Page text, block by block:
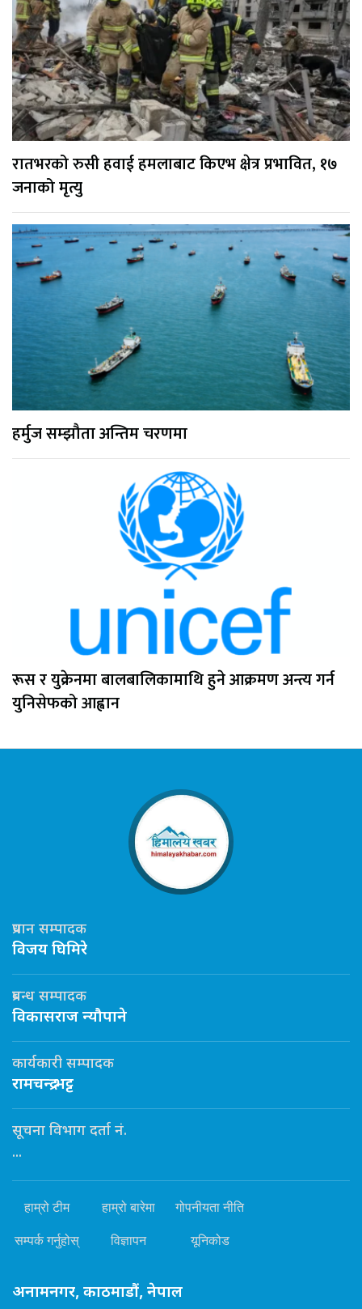
रातभरको रुसी हवाई हमलाबाट किएभ क्षेत्र प्रभावित, १७
जनाको मृत्यु
हर्मुज सम्झौता अन्तिम चरणमा
रूस र युक्रेनमा बालबालिकामाथि हुने आक्रमण अन्त्य गर्न
युनिसेफको आह्वान
प्रधान सम्पादक
विजय घिमिरे
प्रबन्ध सम्पादक
विकासराज न्यौपाने
कार्यकारी सम्पादक
रामचन्द्र भट्ट
सूचना विभाग दर्ता नं.
...
हाम्रो टीम हाम्रो बारेमा गोपनीयता नीति
सम्पर्क गर्नुहोस् विज्ञापन यूनिकोड
अनामनगर, काठमाडौं, नेपाल